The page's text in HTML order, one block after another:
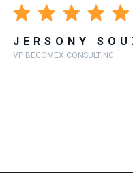
JERSONY
VP BECOMEX CONSULTING